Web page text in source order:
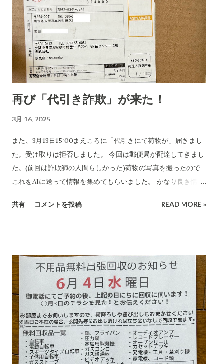
再び「代引き詐欺」が来た！
3月 16, 2025
また、3月13日15:00まえころに「代引きにて荷物が」届きまし
た。受け取りは拒否しました。 今回は郵便局が配達してきまし
た。(前回は詐欺師の人間らしかった)荷物の写真を撮ったので
これをAIに送って情報を集めてもらいました。 かなり良き情報
さまざま考え抜いてやっています。 高齢の女性や意思表示がで
受ける郵便局とヤマトなど宅配会社にとっては上得意のお客さ
まであるのかもしれない???...(受取拒絶で返品になる確率はかな
り高いのでその返送時の運賃も売上となります。) 以下は、AI
の分析です。長文です。 詐欺にかかる心理についてもAIに分
析・解説をしてもらいました。 CBB 株式会社、および
「charmmsho」という販売店に関する詐欺やトラブル報告の
有無を確認します。また、送り主情報の詳細な住所や連絡先が
正式な企業情報と一致するかどうかも調べます。 Research
共有 コメントを投稿 READ MORE »